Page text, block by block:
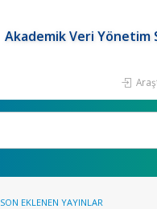
Akademik Veri Yönetim
SON EKLENEN YAYINLAR